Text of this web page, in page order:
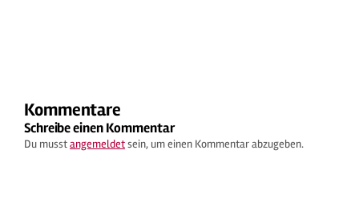
Kommentare
Schreibe einen Kommentar
Du musstangemeldetsein, um einen Kommentar abzugeben.